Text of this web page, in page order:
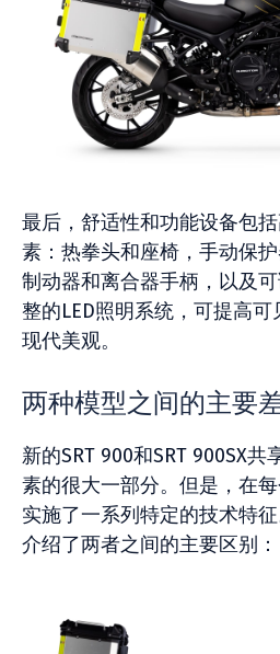
最后，舒适性和功能设备包
素：热拳头和座椅，手动保
制动器和离合器手柄，以及
整的LED照明系统，可提高
现代美观。
两种模型之间的主要
新的SRT 900和SRT 900SX
素的很大一部分。但是，在
实施了一系列特定的技术特
介绍了两者之间的主要区别：